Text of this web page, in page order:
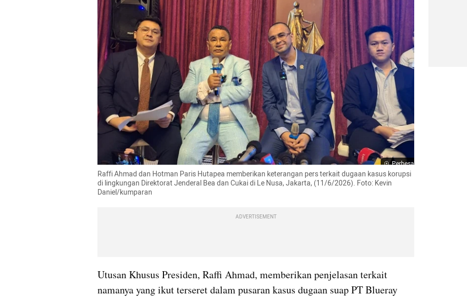
Perbesar
Raffi Ahmad dan Hotman Paris Hutapea memberikan keterangan pers terkait dugaan kasus korupsi
di lingkungan Direktorat Jenderal Bea dan Cukai di Le Nusa, Jakarta, (11/6/2026). Foto: Kevin
Daniel/kumparan
ADVERTISEMENT
Utusan Khusus Presiden, Raffi Ahmad, memberikan penjelasan terkait
namanya yang ikut terseret dalam pusaran kasus dugaan suap PT Blueray